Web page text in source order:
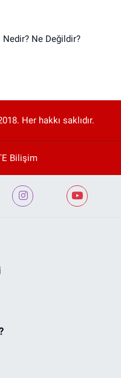
Nedir? Ne Değildir?
Her hakkı saklıdır.
Bilişim